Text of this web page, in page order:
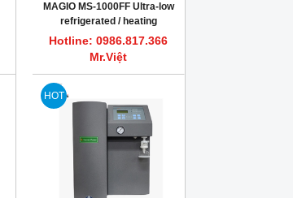
MAGIO MS-1000FF Ultra-low
refrigerated / heating
circulator | Bể làm lạnh âm
sâu ổn nhiệt mẫu JULABO
Hotline: 0986.817.366
Mr.Việt
HOT